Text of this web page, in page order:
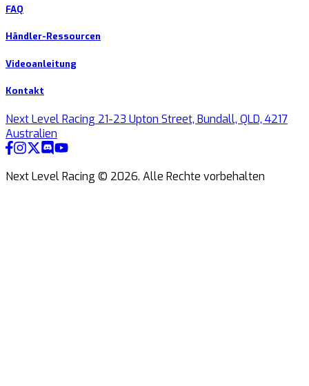
FAQ
Händler-Ressourcen
Videoanleitung
Kontakt
Next Level Racing 21-23 Upton Street, Bundall, QLD, 4217
Australien
Next Level Racing © 2026. Alle Rechte vorbehalten